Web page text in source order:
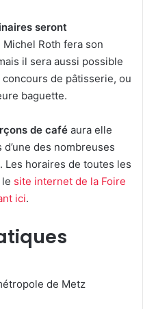
seront
Roth fera son
il sera aussi possible
concours de pâtisserie, ou
baguette.
de café aura elle
des nombreuses
Les horaires de toutes les
site internet de la Foire
ici.
de Metz